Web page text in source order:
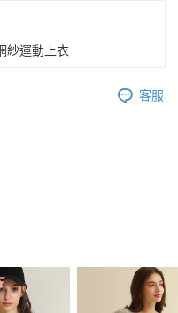
紗運動上衣
客服